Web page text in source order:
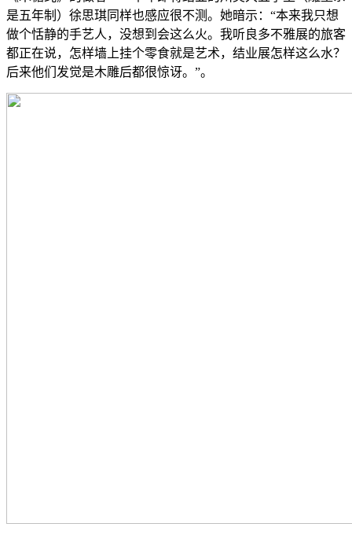
是五年制）徐思琪同样也感应很不测。她暗示：“本来我只想
做个恬静的手艺人，没想到会这么火。我听良多不雅展的旅客
都正在说，怎样墙上挂个零食就是艺术，结业展怎样这么水？
后来他们发觉是木雕后都很惊讶。”。